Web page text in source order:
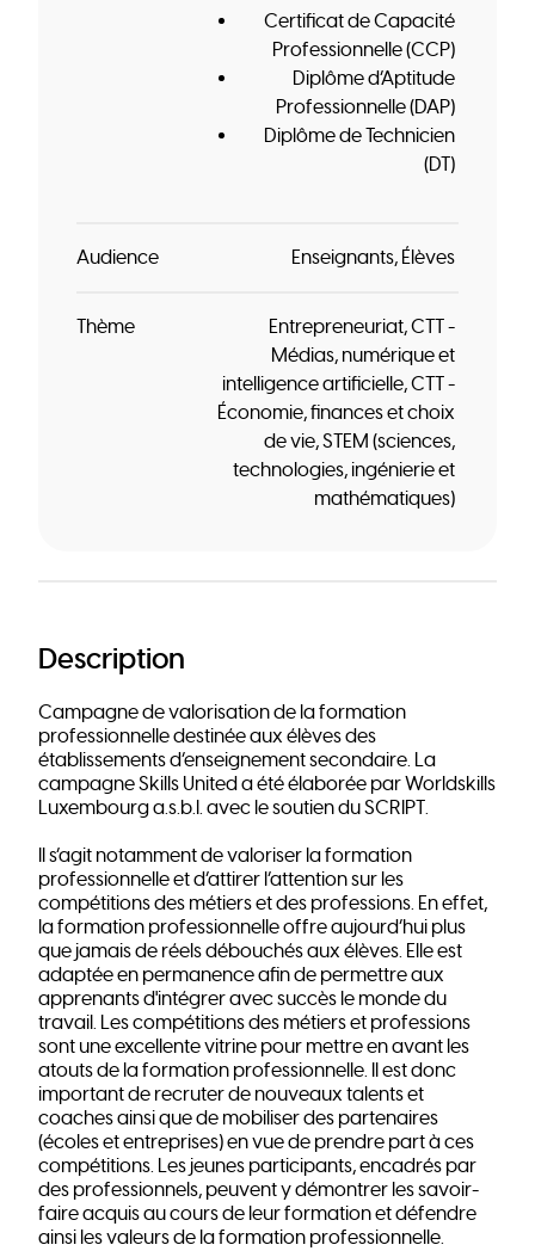
Certificat de Capacité
Professionnelle (CCP)
Diplôme d’Aptitude
Professionnelle (DAP)
Diplôme de Technicien
(DT)
Audience Enseignants Élèves
Thème Entrepreneuriat CTT -
Médias, numérique et
intelligence artificielle CTT -
Économie, finances et choix
de vie STEM (sciences,
technologies, ingénierie et
mathématiques)
Description
Campagne de valorisation de la formation
professionnelle destinée aux élèves des
établissements d’enseignement secondaire. La
campagne Skills United a été élaborée par Worldskills
Luxembourg a.s.b.l. avec le soutien du SCRIPT.
Il s’agit notamment de valoriser la formation
professionnelle et d’attirer l’attention sur les
compétitions des métiers et des professions. En effet,
la formation professionnelle offre aujourd’hui plus
que jamais de réels débouchés aux élèves. Elle est
adaptée en permanence afin de permettre aux
apprenants d'intégrer avec succès le monde du
travail. Les compétitions des métiers et professions
sont une excellente vitrine pour mettre en avant les
atouts de la formation professionnelle. Il est donc
important de recruter de nouveaux talents et
coaches ainsi que de mobiliser des partenaires
(écoles et entreprises) en vue de prendre part à ces
compétitions. Les jeunes participants, encadrés par
des professionnels, peuvent y démontrer les savoir-
faire acquis au cours de leur formation et défendre
ainsi les valeurs de la formation professionnelle.